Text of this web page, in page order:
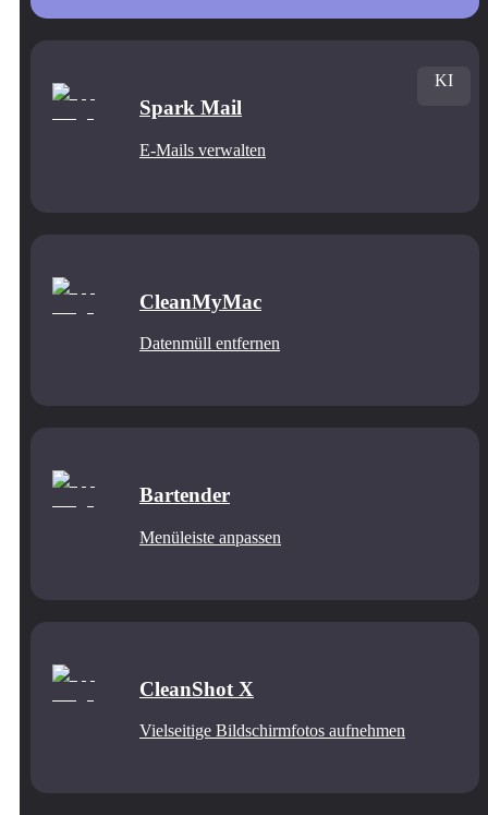
Spark Mail
E-Mails verwalten
KI
CleanMyMac
Datenmüll entfernen
Bartender
Menüleiste anpassen
CleanShot X
Vielseitige Bildschirmfotos aufnehmen